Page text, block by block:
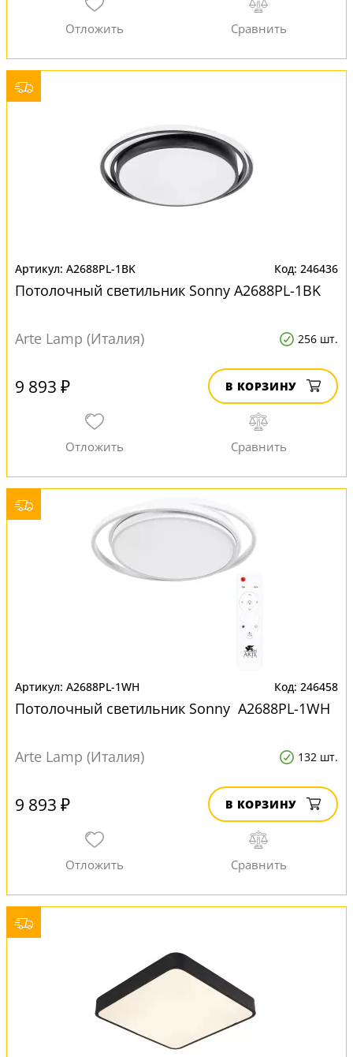
A2688PL-1BK 246436
Потолочный светильник Sonny A2688PL-1BK
Arte Lamp (Италия) 256 шт.
9 893 ₽ В КОРЗИНУ
A2688PL-1WH 246458
Потолочный светильник Sonny A2688PL-1WH
Arte Lamp (Италия) 132 шт.
9 893 ₽ В КОРЗИНУ